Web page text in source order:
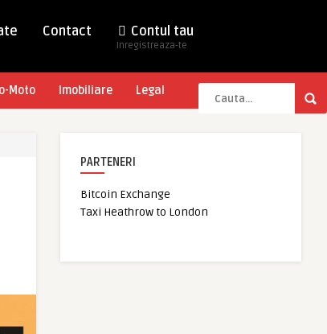
Contact Contul tau
Inregistreaza-te
Moto Imobiliare Legal
PARTENERI
Bitcoin Exchange
Taxi Heathrow to London